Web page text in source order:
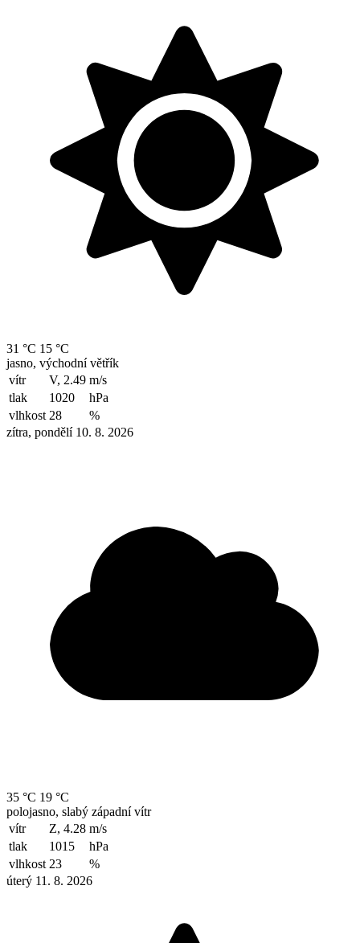
31 °C 15 °C
jasno, východní větřík
vítr
V, 2.49 m/s
tlak
1020
hPa
vlhkost 28
%
zítra, pondělí 10. 8. 2026
35 °C 19 °C
polojasno, slabý západní vítr
vítr
Z, 4.28 m/s
tlak
1015
hPa
vlhkost 23
%
úterý 11. 8. 2026